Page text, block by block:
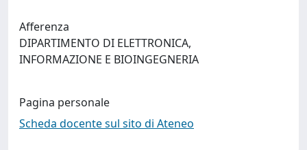
Afferenza
DIPARTIMENTO DI ELETTRONICA,
INFORMAZIONE E BIOINGEGNERIA
Pagina personale
Scheda docente sul sito di Ateneo